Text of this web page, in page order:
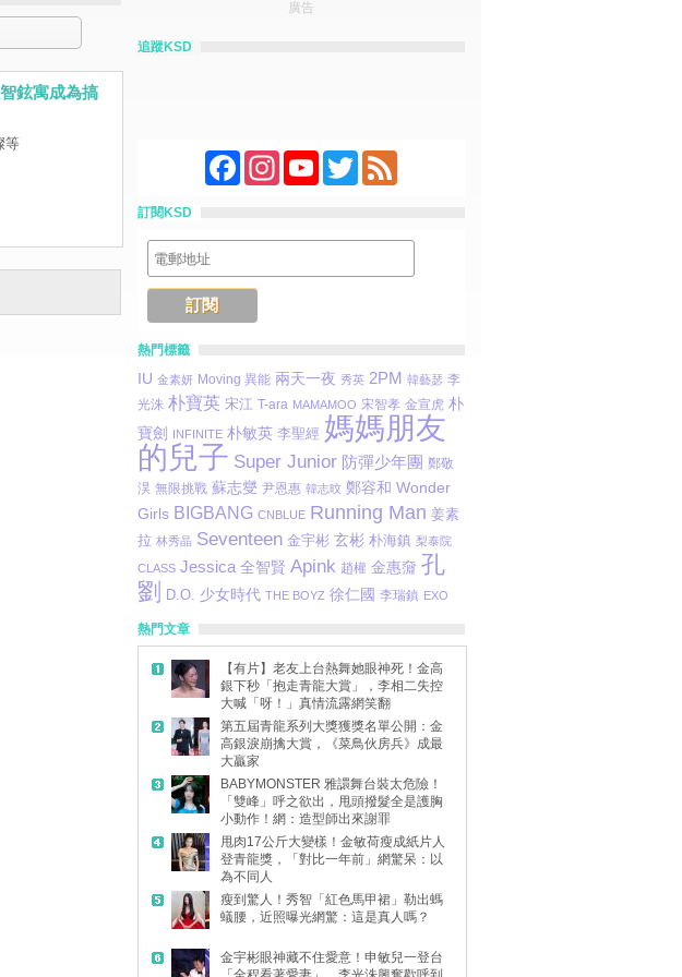
鉉寓成為搞
等
廣告
追蹤KSD
FacebookInstagramYouTubeTwitterFeed
訂閱KSD
熱門標籤
IU 金素妍 Moving 異能 兩天一夜 秀英 2PM 韓藝瑟 李
光洙 朴寶英 宋江 T-ara MAMAMOO 宋智孝 金宣虎 朴
寶劍
INFINITE 朴敏英 李聖經 媽媽朋友
的兒子 Super Junior 防彈少年團 鄭敬
淏 無限挑戰 蘇志燮 尹恩惠 韓志旼 鄭容和 Wonder
Girls BIGBANG CNBLUE Running Man 姜素
拉 林秀晶 Seventeen 金宇彬 玄彬 朴海鎮 梨泰院
CLASS Jessica 全智賢 Apink 趙權 金惠奫 孔
劉
D.O. 少女時代 THE BOYZ 徐仁國 李瑞鎮 EXO
熱門文章
【有片】老友上台熱舞她眼神死！金高
銀下秒「抱走青龍大賞」，李相二失控
大喊「呀！」真情流露網笑翻
第五屆青龍系列大獎獲獎名單公開：金
高銀淚崩擒大賞，《菜鳥伙房兵》成最
大贏家
BABYMONSTER 雅譞舞台裝太危險！
「雙峰」呼之欲出，甩頭撥髮全是護胸
小動作！網：造型師出來謝罪
甩肉17公斤大變樣！金敏荷瘦成紙片人
登青龍獎，「對比一年前」網驚呆：以
為不同人
瘦到驚人！秀智「紅色馬甲裙」勒出螞
蟻腰，近照曝光網驚：這是真人嗎？
金宇彬眼神藏不住愛意！申敏兒一登台